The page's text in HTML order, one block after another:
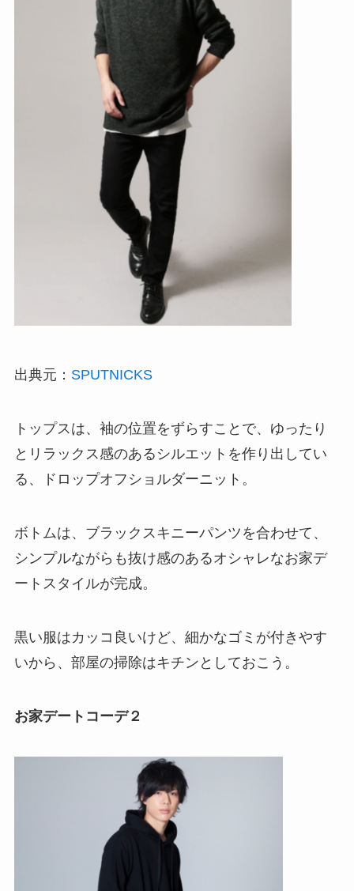
出典元： SPUTNICKS
トップスは、袖の位置をずらすことで、ゆったり
とリラックス感のあるシルエットを作り出してい
る、ドロップオフショルダーニット。
ボトムは、ブラックスキニーパンツを合わせて、
シンプルながらも抜け感のあるオシャレなお家デ
ートスタイルが完成。
黒い服はカッコ良いけど、細かなゴミが付きやす
いから、部屋の掃除はキチンとしておこう。
お家デートコーデ２